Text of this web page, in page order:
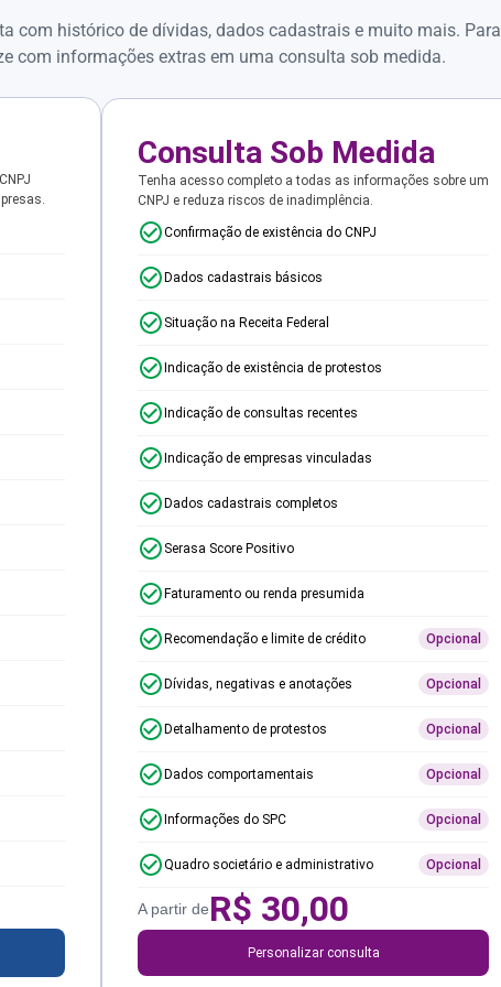
com histórico de dívidas, dados cadastrais e muito mais. Para
com informações extras em uma consulta sob medida.
Consulta Sob Medida
Tenha acesso completo a todas as informações sobre um
CNPJ e reduza riscos de inadimplência.
Confirmação de existência do CNPJ
Dados cadastrais básicos
Situação na Receita Federal
Indicação de existência de protestos
Indicação de consultas recentes
Indicação de empresas vinculadas
Dados cadastrais completos
Serasa Score Positivo
Faturamento ou renda presumida
Recomendação e limite de crédito Opcional
Dívidas, negativas e anotações Opcional
Detalhamento de protestos Opcional
Dados comportamentais Opcional
Informações do SPC Opcional
Quadro societário e administrativo Opcional
A partir deR$ 30,00
Personalizar consulta